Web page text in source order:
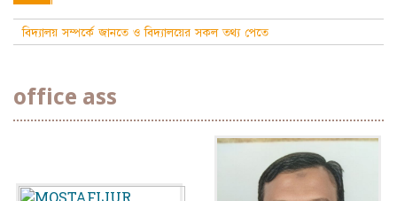
বিদ্যালয় সম্পর্কে জানতে ও বিদ্যালয়ের সকল তথ্য পেতে
office ass